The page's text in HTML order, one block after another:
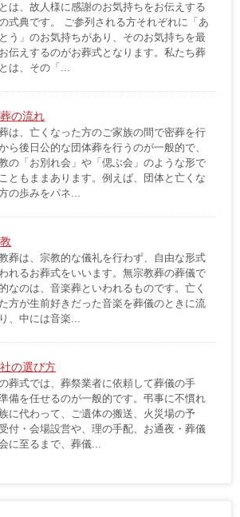
は、故人様に感謝のお気持ちをお伝えする
式典です。 ご参列される方それぞれに「あ
う」のお気持ちがあり、そのお気持ちを最
伝えするのがお葬式となります。私たち葬
は、その「...
の流れ
は、亡くなった方のご家族の間で密葬を行
ら後日公的な団体葬を行うのが一般的で、
の「お別れ会」や「偲ぶ会」のような形で
ともままあります。例えば、団体と亡くな
の歩みをパネ...
葬は、宗教的な儀礼を行わず、自由な形式
れるお葬式をいいます。無宗教葬の葬儀で
なのは、音楽葬といわれるものです。亡く
方が生前好きだった音楽を葬儀のときに流
、中には音楽...
の選び方
葬式では、葬祭業者に依頼して葬儀の手
備を任せるのが一般的です。弔事に不慣れ
に代わって、ご遺体の搬送、火災場の予
付・会場設営や、理の手配、お通夜・葬儀
に至るまで、葬儀...